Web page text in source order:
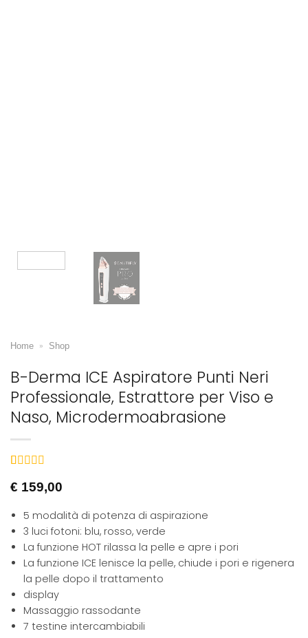
Home » Shop
B-Derma ICE Aspiratore Punti Neri
Professionale, Estrattore per Viso e
Naso, Microdermoabrasione
su 5 su base
€ 159,00
5 modalità di potenza di aspirazione
3 luci fotoni: blu, rosso, verde
La funzione HOT rilassa la pelle e apre i pori
La funzione ICE lenisce la pelle, chiude i pori e rigenera
la pelle dopo il trattamento
display
Massaggio rassodante
7 testine intercambiabili